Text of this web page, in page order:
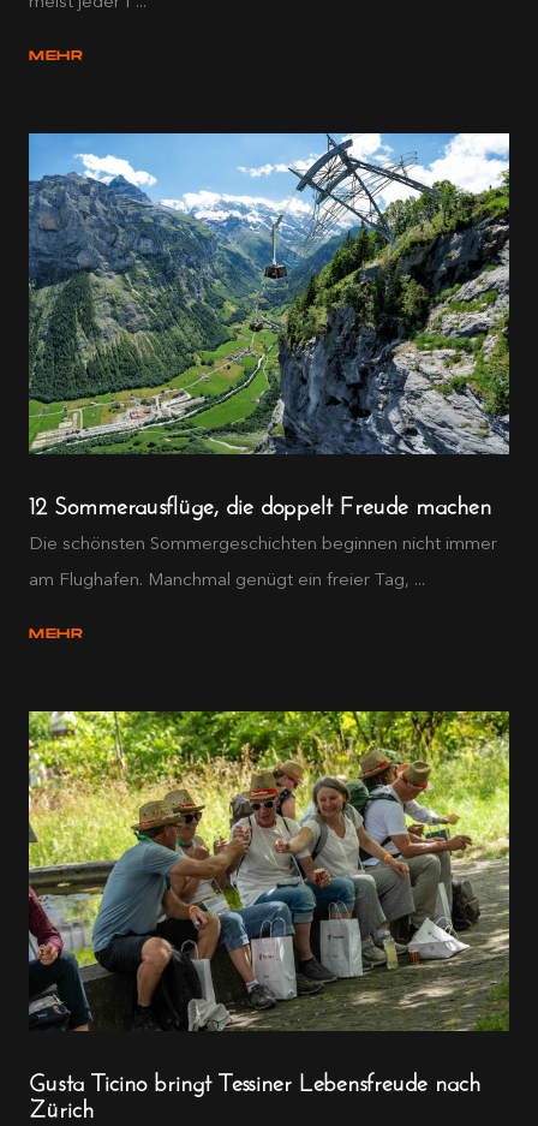
MEHR
12 Sommerausflüge, die doppelt Freude machen
Die schönsten Sommergeschichten beginnen nicht immer
am Flughafen. Manchmal genügt ein freier Tag, ...
MEHR
Gusta Ticino bringt Tessiner Lebensfreude nach
Zürich